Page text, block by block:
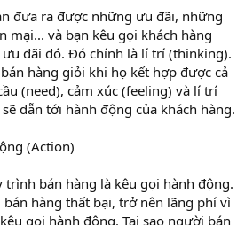
đưa ra được những ưu đãi, những
mại... và bạn kêu gọi khách hàng
ưu đãi đó. Đó chính là lí trí (thinking).
hàng giỏi khi họ kết hợp được cả
(need), cảm xúc (feeling) và lí trí
dẫn tới hành động của khách hàng.
(Action)
trình bán hàng là kêu gọi hành động.
hàng thất bại, trở nên lãng phí vì
gọi hành động. Tại sao người bán